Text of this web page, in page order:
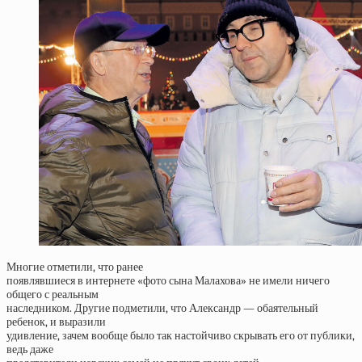
Многие отметили, что ранее
появлявшиеся в интернете «фото сына Малахова» не имели ничего
общего с реальным
наследником. Другие подметили, что Александр — обаятельный
ребенок, и выразили
удивление, зачем вообще было так настойчиво скрывать его от публики,
ведь даже